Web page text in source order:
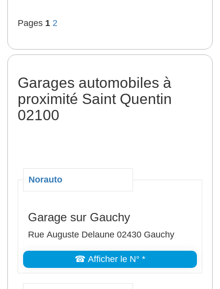
Pages 1 2
Garages automobiles à
proximité Saint Quentin
02100
Norauto
Garage sur Gauchy
Rue Auguste Delaune 02430 Gauchy
☎ Afficher le N° *